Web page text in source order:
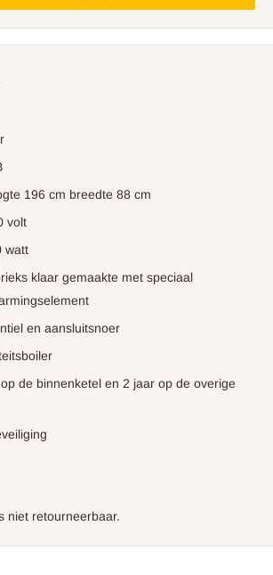
196 cm breedte 88 cm
volt
watt
klaar gemaakte met speciaal
en aansluitsnoer
de binnenketel en 2 jaar op de overige
niet retourneerbaar.